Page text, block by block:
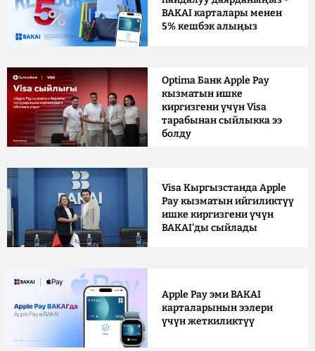
BAKAI карталары менен
5% кешбэк алыңыз
Optima Банк Apple Pay
кызматын ишке
киргизгени үчүн Visa
тарабынан сыйлыкка ээ
болду
Visa Кыргызстанда Apple
Pay кызматын ийгиликтүү
ишке киргизгени үчүн
BAKAI'ды сыйлады
Apple Pay эми BAKAI
карталарынын ээлери
үчүн жеткиликтүү